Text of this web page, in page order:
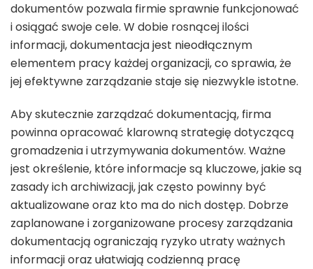
dokumentów pozwala firmie sprawnie funkcjonować
i osiągać swoje cele. W dobie rosnącej ilości
informacji, dokumentacja jest nieodłącznym
elementem pracy każdej organizacji, co sprawia, że
jej efektywne zarządzanie staje się niezwykle istotne.
Aby skutecznie zarządzać dokumentacją, firma
powinna opracować klarowną strategię dotyczącą
gromadzenia i utrzymywania dokumentów. Ważne
jest określenie, które informacje są kluczowe, jakie są
zasady ich archiwizacji, jak często powinny być
aktualizowane oraz kto ma do nich dostęp. Dobrze
zaplanowane i zorganizowane procesy zarządzania
dokumentacją ograniczają ryzyko utraty ważnych
informacji oraz ułatwiają codzienną pracę